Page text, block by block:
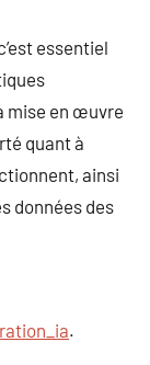
essentiel
mise en œuvre
quant à
ainsi
données des
.